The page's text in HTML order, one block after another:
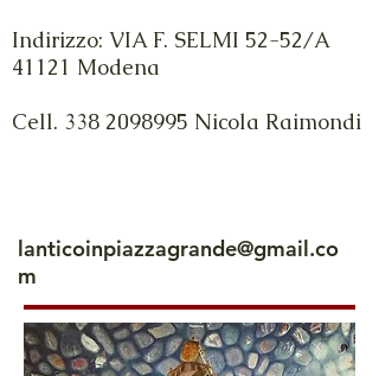
Indirizzo: VIA F. SELMI 52-52/A
41121 Modena
Cell. 338 2098995 Nicola Raimondi
lanticoinpiazzagrande@gmail.co
m